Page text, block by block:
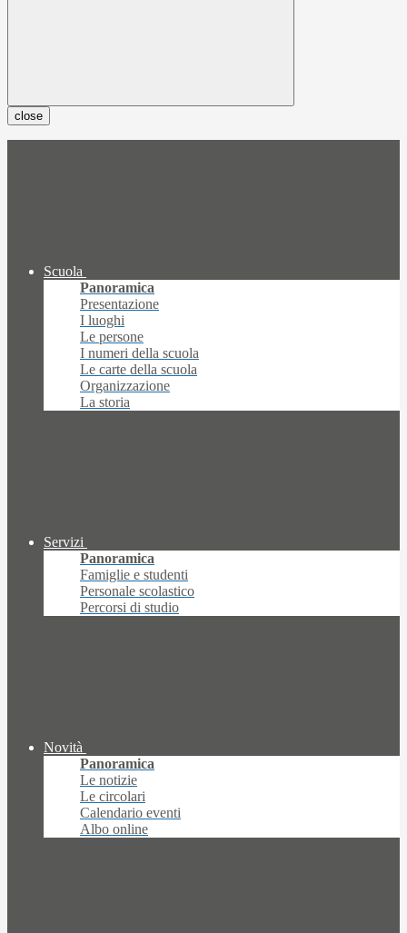
close
Scuola
Panoramica
Presentazione
I luoghi
Le persone
I numeri della scuola
Le carte della scuola
Organizzazione
La storia
Servizi
Panoramica
Famiglie e studenti
Personale scolastico
Percorsi di studio
Novità
Panoramica
Le notizie
Le circolari
Calendario eventi
Albo online